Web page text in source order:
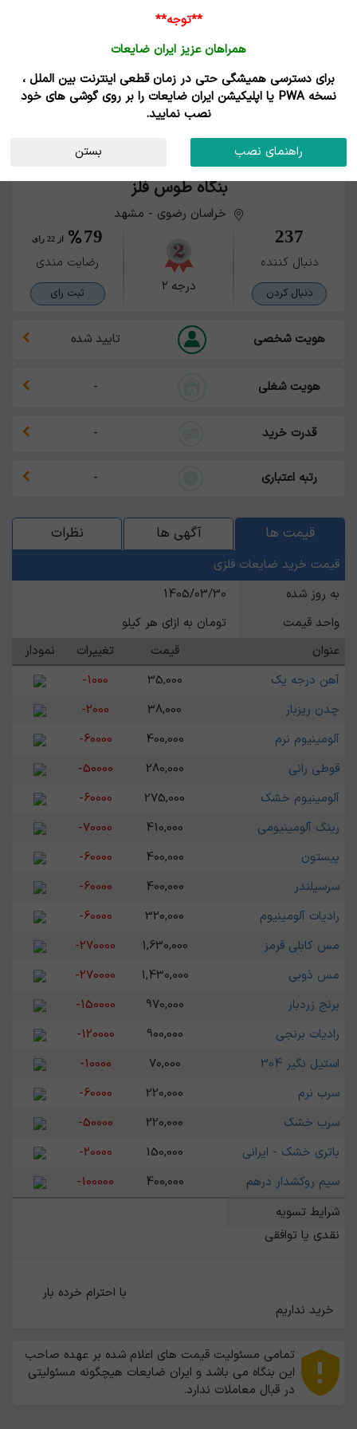
بنگاه طوس فلز
خراسان رضوی - مشهد
237
دنبال کننده
دنبال کردن درجه ۲
79 از 22 رای
رضایت مندی
ثبت رای
هویت شخصی تایید شده
هویت شغلی -
قدرت خرید -
رتبه اعتباری -
قیمت ها آگهی ها نظرات
قیمت خرید ضایعات فلزی
به روز شده
1405/03/30
واحد قیمت
تومان به ازای هر کیلو
عنوان
قیمت تغییرات
نمودار
آهن درجه یک
35,000
-1000
چدن ریزبار
38,000
-2000
آلومینیوم نرم
400,000
-60000
قوطی رانی
280,000
-50000
آلومینیوم خشک
275,000
-60000
رینگ آلومینیومی
410,000
-70000
پیستون
400,000
-60000
سرسیلندر
400,000
-60000
رادیات آلومینیوم
320,000
-60000
مس کابلی قرمز
1,630,000
-270000
مس ذوبی
1,430,000
-270000
برنج زردبار
970,000
-150000
رادیات برنجی
900,000
-120000
استیل نگیر 304
70,000
-10000
سرب نرم
220,000
-60000
سرب خشک
220,000
-50000
باتری خشک - ایرانی
150,000
-20000
سیم روکشدار درهم
400,000
-100000
شرایط تسویه
نقدی یا توافقی
خرید نداریم
تمامی مسئولیت قیمت های اعلام شده بر عهده صاحب
این بنگاه می باشد و ایران ضایعات هیچگونه مسئولیتی
در قبال معاملات ندارد.
**توجه**
همراهان عزیز ایران ضایعات
برای دسترسی همیشگی حتی در زمان قطعی اینترنت بین الملل ،
نسخه PWA یا اپلیکیشن ایران ضایعات را بر روی گوشی های خود
نصب نمایید.
راهنمای نصب بستن